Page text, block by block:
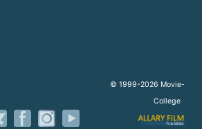
© 1999-2026 Movie-
College